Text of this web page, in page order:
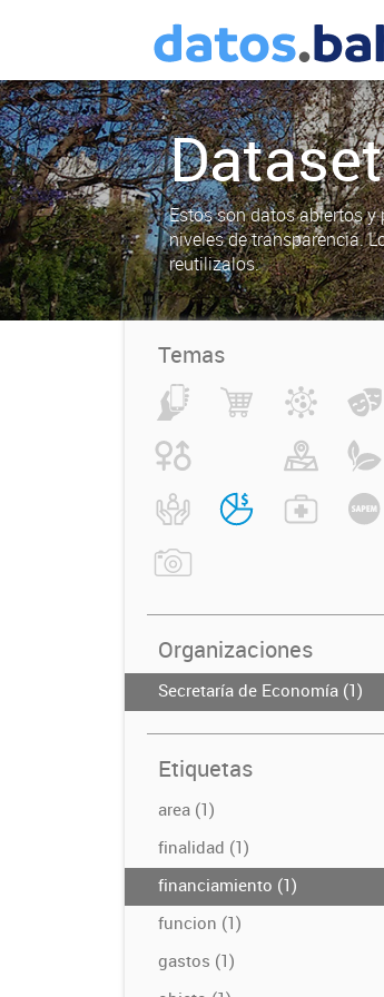
Estos son datos abiertos
niveles de transparencia.
reutilizalos.
Temas
Organizaciones
Secretaría de Economía (1)
Etiquetas
area (1)
finalidad (1)
financiamiento (1)
funcion (1)
gastos (1)